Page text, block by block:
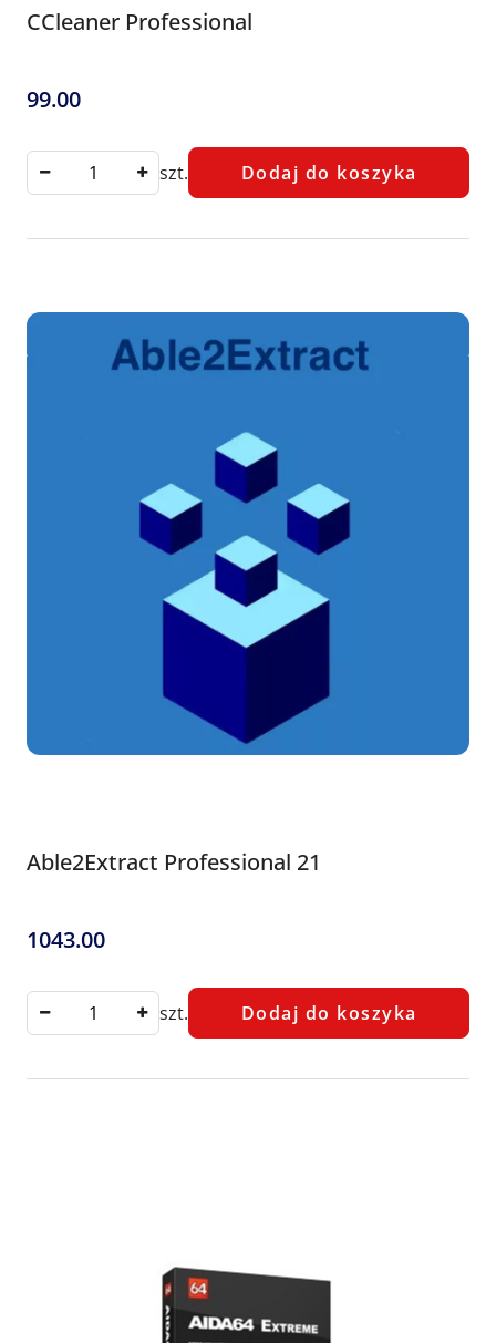
CCleaner Professional
Cena:
99.00
szt. Dodaj do koszyka
Able2Extract Professional 21
Cena:
1043.00
szt. Dodaj do koszyka